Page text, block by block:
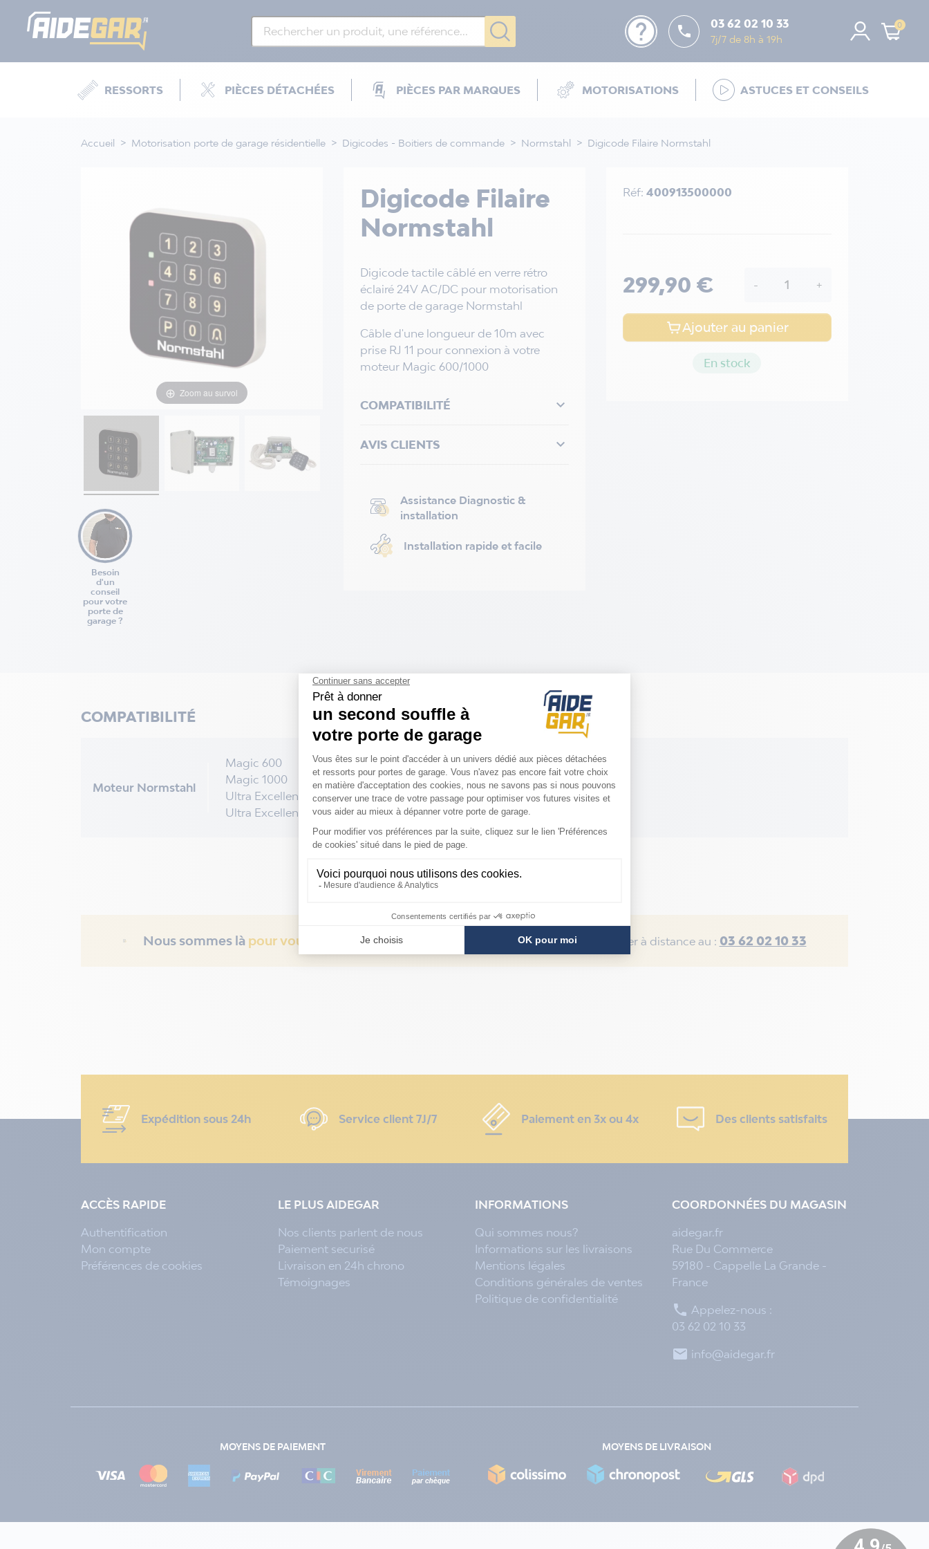
help  03 62 02 10 33
7j/7 de 8h à 19h
0
RESSORTS PIÈCES DÉTACHÉES PIÈCES PAR MARQUES MOTORISATIONS ASTUCES ET CONSEILS
Accueil Motorisation porte de garage résidentielle Digicodes - Boitiers de commande Normstahl Digicode Filaire Normstahl
Zoom au survol
Besoin
d'un
conseil
pour votre
porte de
garage ?
Digicode Filaire
Normstahl
Digicode tactile câblé en verre rétro
éclairé 24V AC/DC pour motorisation
de porte de garage Normstahl
Câble d'une longueur de 10m avec
prise RJ 11 pour connexion à votre
moteur Magic 600/1000
COMPATIBILITÉ 
AVIS CLIENTS 
Assistance Diagnostic &
installation
Installation rapide et facile
Réf: 400913500000
299,90 € - +
Ajouter au panier
En stock
COMPATIBILITÉ
Moteur Normstahl
Magic 600
Magic 1000
Ultra Excellent
Ultra Excellent Quick
Nous sommes là pour vous Votre technicien vous guide par téléphone pour réparer à distance au : 03 62 02 10 33
Expédition sous 24h Service client 7J/7 Paiement en 3x ou 4x Des clients satisfaits
ACCÈS RAPIDE
Authentification
Mon compte
Préférences de cookies
LE PLUS AIDEGAR
Nos clients parlent de nous
Paiement securisé
Livraison en 24h chrono
Témoignages
INFORMATIONS
Qui sommes nous?
Informations sur les livraisons
Mentions légales
Conditions générales de ventes
Politique de confidentialité
COORDONNÉES DU MAGASIN
aidegar.fr
Rue Du Commerce
59180 - Cappelle La Grande -
France
 Appelez-nous :
03 62 02 10 33
 info@aidegar.fr
MOYENS DE PAIEMENT MOYENS DE LIVRAISON